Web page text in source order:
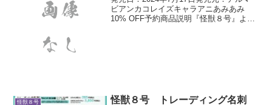
ビアンカコレイズキャラアニあみあみ
10% OFF予約商品説明『怪獣８号』よ
怪獣８号 怪獣８号 トレーディング名刺